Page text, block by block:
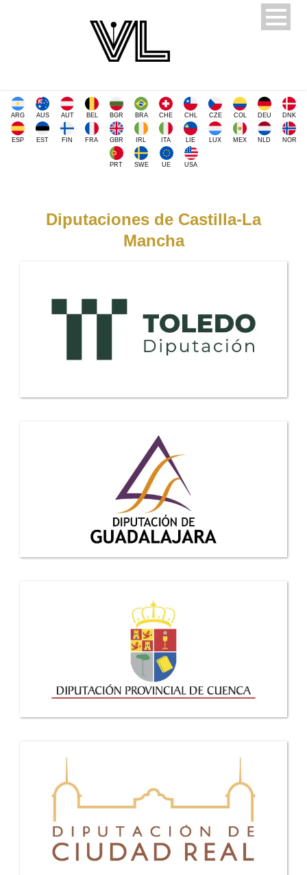
ARG AUS AUT BEL BGR BRA CHE CHL CZE COL DEU DNK
ESP EST FIN FRA GBR IRL ITA LIE LUX MEX NLD NOR
PRT SWE UE USA
Diputaciones de Castilla-La
Mancha